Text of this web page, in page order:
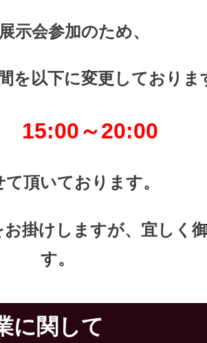
示会参加のため、
を以下に変更しておりま
15:00～20:00
て頂いております。
掛けしますが、 宜しく
す。
に関して